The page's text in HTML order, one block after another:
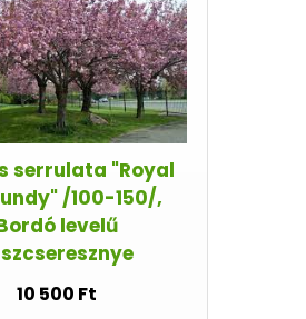
serrulata "Royal
/100-150/,
levelű
10 500 Ft